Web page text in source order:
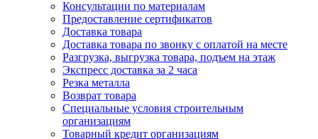
Консультации по материалам
Предоставление сертификатов
Доставка товара
Доставка товара по звонку с оплатой на месте
Разгрузка, выгрузка товара, подъем на этаж
Экспресс доставка за 2 часа
Резка металла
Возврат товара
Специальные условия строительным
организациям
Товарный кредит организациям